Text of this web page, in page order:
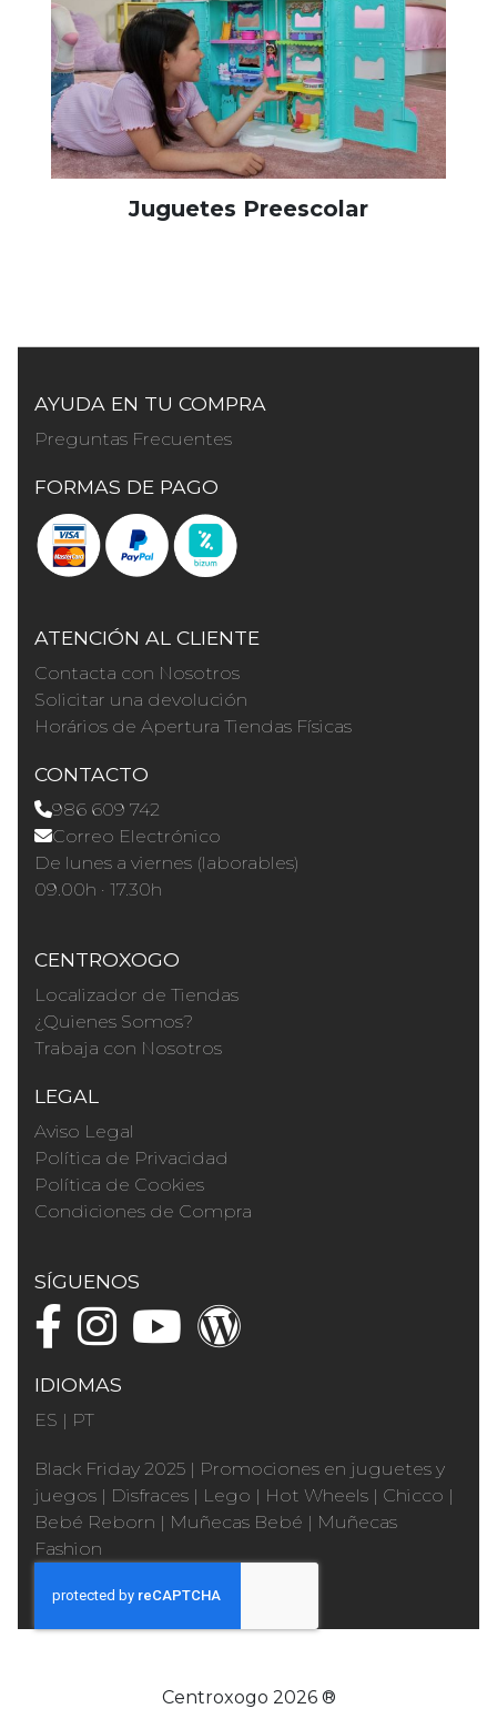
Juguetes Preescolar
AYUDA EN TU COMPRA
Preguntas Frecuentes
FORMAS DE PAGO
ATENCIÓN AL CLIENTE
Contacta con Nosotros
Solicitar una devolución
Horários de Apertura Tiendas Físicas
CONTACTO
986 609 742
Correo Electrónico
De lunes a viernes (laborables)
09.00h · 17.30h
CENTROXOGO
Localizador de Tiendas
¿Quienes Somos?
Trabaja con Nosotros
LEGAL
Aviso Legal
Política de Privacidad
Política de Cookies
Condiciones de Compra
SÍGUENOS
IDIOMAS
ES | PT
Black Friday 2025 | Promociones en juguetes y
juegos | Disfraces | Lego | Hot Wheels | Chicco |
Bebé Reborn | Muñecas Bebé | Muñecas
Fashion
Centroxogo 2026 ®